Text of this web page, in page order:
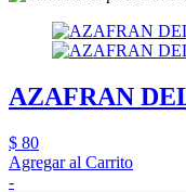
AZAFRAN
$ 80
Agregar al Carrito
-